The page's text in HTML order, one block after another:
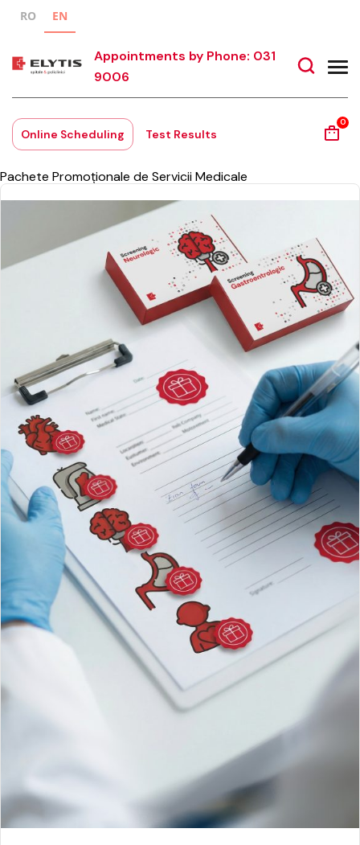
RO EN
Appointments by Phone: 031
9006
Online Scheduling Test Results
0
Pachete Promoționale de Servicii Medicale